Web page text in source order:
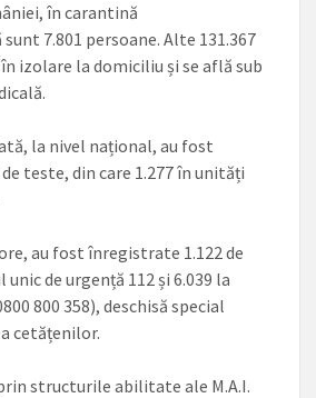
în carantină
7.801 persoane. Alte 131.367
izolare la domiciliu și se află sub
la nivel național, au fost
teste, din care 1.277 în unități
au fost înregistrate 1.122 de
de urgență 112 și 6.039 la
800 358), deschisă special
cetățenilor.
structurile abilitate ale M.A.I.